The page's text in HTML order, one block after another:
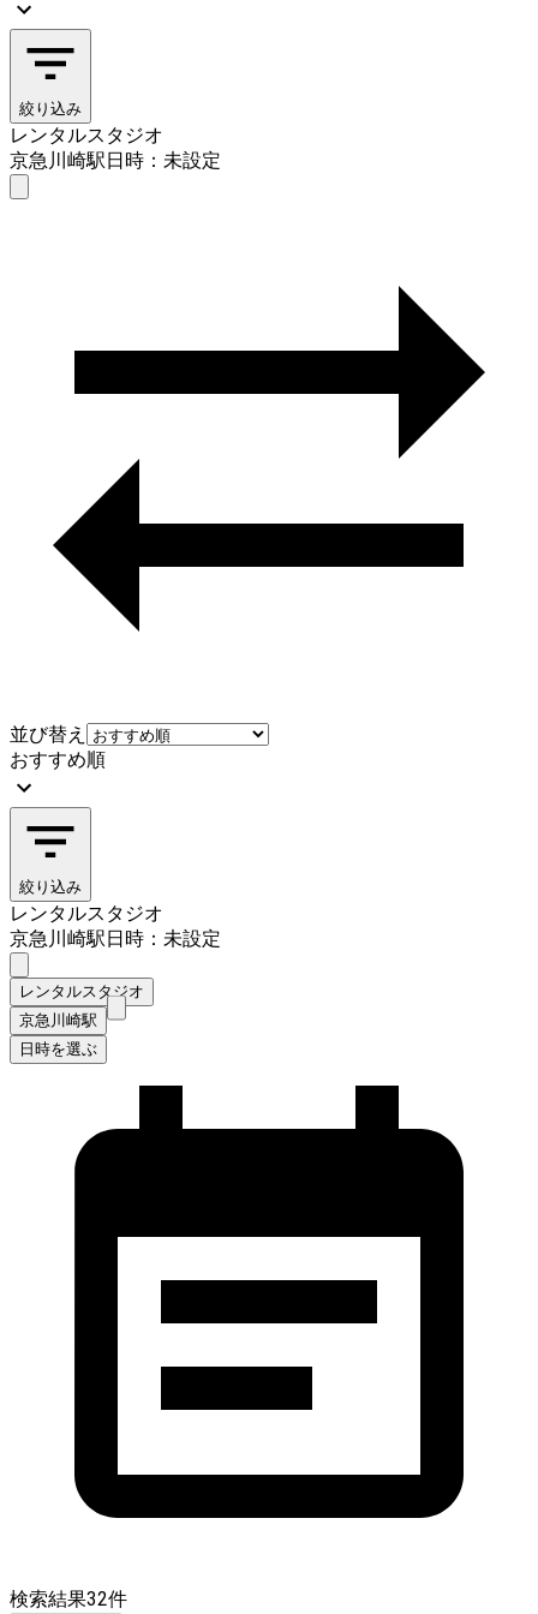
絞り込み
レンタルスタジオ
京急川崎駅日時：未設定
並び替え
おすすめ順
絞り込み
レンタルスタジオ
京急川崎駅日時：未設定
レンタルスタジオ
京急川崎駅
日時を選ぶ
検索結果32件